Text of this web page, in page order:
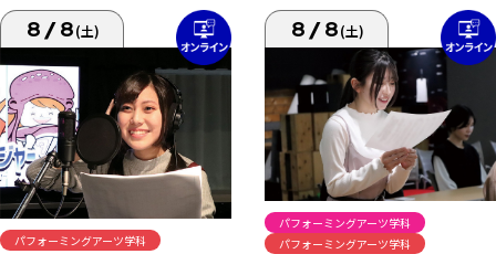
8/8(土)
パフォーミングアーツ学科
8/8(土)
パフォーミングアーツ学科
パフォーミングアーツ学科